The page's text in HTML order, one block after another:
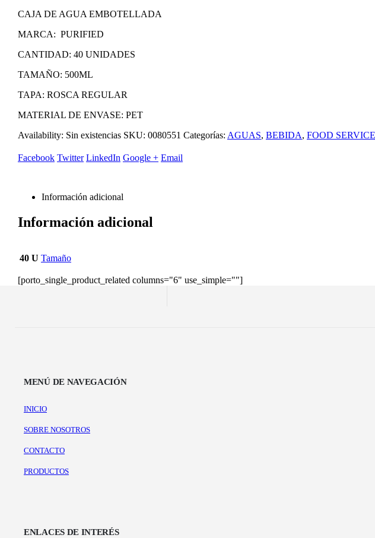
CAJA DE AGUA EMBOTELLADA
MARCA: PURIFIED
CANTIDAD: 40 UNIDADES
TAMAÑO: 500ML
TAPA: ROSCA REGULAR
MATERIAL DE ENVASE: PET
Availability: Sin existencias SKU: 0080551 Categorías: AGUAS, BEBIDA, FOOD SERVICE
Facebook Twitter LinkedIn Google + Email
Información adicional
Información adicional
40 U Tamaño
[porto_single_product_related columns="6" use_simple=""]
MENÚ DE NAVEGACIÓN
INICIO
SOBRE NOSOTROS
CONTACTO
PRODUCTOS
ENLACES DE INTERÉS